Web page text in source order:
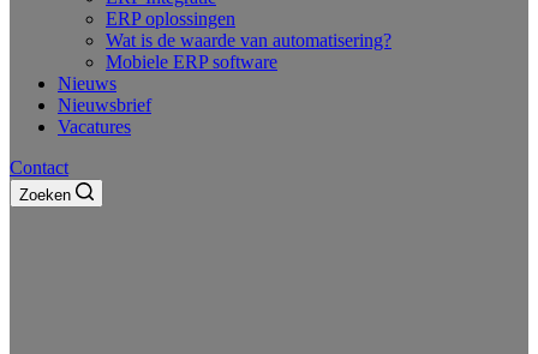
ERP oplossingen
Wat is de waarde van automatisering?
Mobiele ERP software
Nieuws
Nieuwsbrief
Vacatures
Contact
Zoeken